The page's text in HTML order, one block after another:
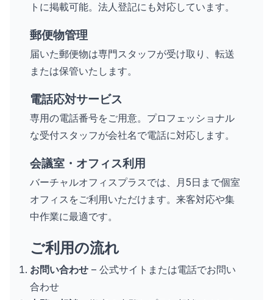
トに掲載可能。法人登記にも対応しています。
郵便物管理
届いた郵便物は専門スタッフが受け取り、転送
または保管いたします。
電話応対サービス
専用の電話番号をご用意。プロフェッショナル
な受付スタッフが会社名で電話に対応します。
会議室・オフィス利用
バーチャルオフィスプラスでは、月5日まで個室
オフィスをご利用いただけます。来客対応や集
中作業に最適です。
ご利用の流れ
お問い合わせ – 公式サイトまたは電話でお問い
合わせ